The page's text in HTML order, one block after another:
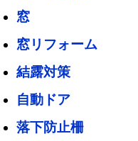
窓
窓リフォーム
結露対策
自動ドア
落下防止柵